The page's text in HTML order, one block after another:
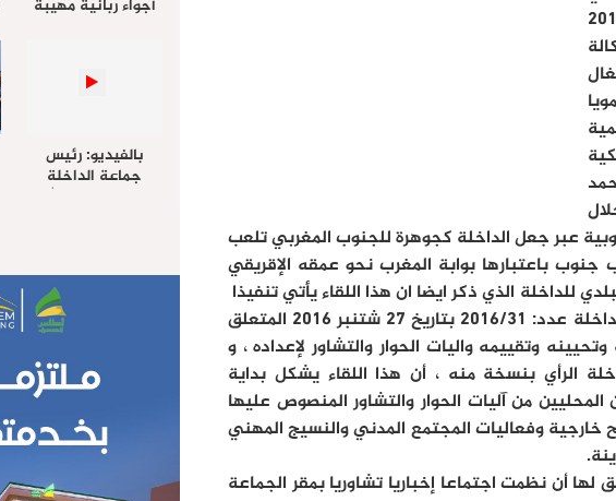
12 أكتوبر 2016
عبر جعل الداخلة كجوهرة للجنوب المغربي تلعب
جنوب باعتبارها بوابة المغرب نحو عمقه الإقريقي
للداخلة الذي ذكر ايضا ان هذا اللقاء يأتي تنفيذا
لقرار السيد رئيس الجماعة الترابية للداخلة عدد: 2016/31 بتاريخ 27 شتنبر 2016 المتعلق
وتقييمه واليات الحوار والتشاور لإعداده ، و
الرأي بنسخة منه ، أن هذا اللقاء يشكل بداية
من آليات الحوار والتشاور المنصوص عليها
التنظيمي 113.14 ومصالح خارجية وفعاليات المجتمع المدني والنسيج المهني
لها أن نظمت اجتماعا إخباريا تشاوريا بمقر الجماعة
أجواء ربانية مهيبة
جموع المصلين
بالفيديو: رئيس
جماعة الداخلة
الراغب حرمة الله
الامريكية